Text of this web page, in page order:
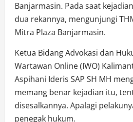
Banjarmasin. Pada saat
dua rekannya, mengunjungi
Mitra Plaza Banjarmasin.
Ketua Bidang Advokasi dan
Wartawan Online (IWO)
Aspihani Ideris SAP SH MH
memang benar kejadian itu,
disesalkannya. Apalagi
penegak hukum.